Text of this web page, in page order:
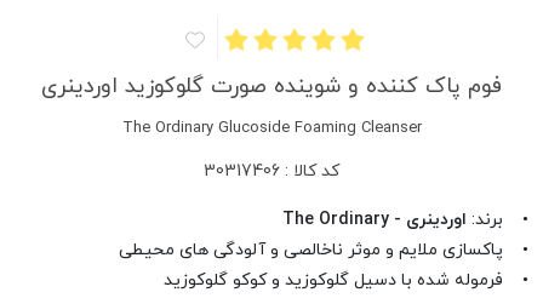
فوم پاک کننده و شوینده صورت گلوکوزید اوردینری
The Ordinary Glucoside Foaming Cleanser
کد کالا : 30317406
• برند: اوردینری - The Ordinary
• پاکسازی ملایم و موثر ناخالصی و آلودگی های محیطی
• فرموله شده با دسیل گلوکوزید و کوکو گلوکوزید